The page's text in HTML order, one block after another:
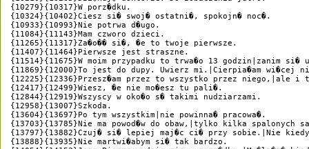
{10279}{10317}W porz�dku.
{10324}{10402}Ciesz si� swoj� ostatni�, spokojn� noc�.
{10933}{10993}Nie potrwa d�ugo.
{11084}{11143}Mam czworo dzieci.
{11265}{11317}Za�o�� si�, �e to twoje pierwsze.
{11407}{11464}Pierwsze jest straszne.
{11514}{11675}W moim przypadku to trwa�o 13 godzin|zanim si�
{11869}{12000}To jest do dupy. Uwierz mi.|Cierpia�am wi�cej
{12225}{12336}Przesz�am przez to wszystko przez niego,|ale
{12417}{12499}Wiesz, �e nie mo�esz tu pali�.
{12844}{12919}Wszyscy w oko�o s� takimi nudziarzami.
{12958}{13007}Szkoda.
{13604}{13697}Po tym wszystkim|nie powinna� pracowa�.
{13703}{13785}Nie ma powod�w do obaw,|tylko kilka spalonych
{13797}{13882}Czuj� si� lepiej maj�c ci� przy sobie.|Nie
{13888}{13935}Nie martwi�abym si� tak bardzo.